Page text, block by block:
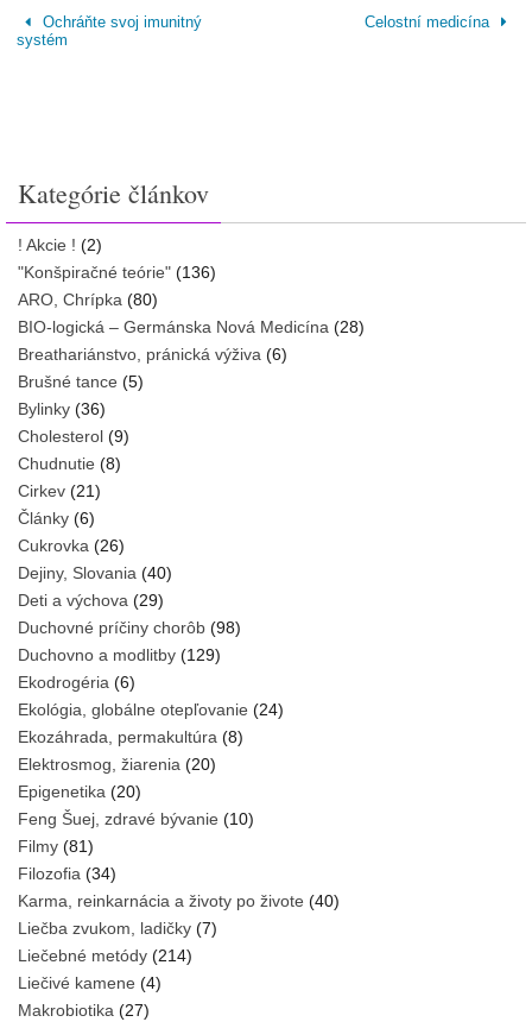
Ochráňte svoj imunitný
systém
Celostní medicína
Kategórie článkov
! Akcie ! (2)
"Konšpiračné teórie" (136)
ARO, Chrípka (80)
BIO-logická – Germánska Nová Medicína (28)
Breathariánstvo, pránická výživa (6)
Brušné tance (5)
Bylinky (36)
Cholesterol (9)
Chudnutie (8)
Cirkev (21)
Články (6)
Cukrovka (26)
Dejiny, Slovania (40)
Deti a výchova (29)
Duchovné príčiny chorôb (98)
Duchovno a modlitby (129)
Ekodrogéria (6)
Ekológia, globálne otepľovanie (24)
Ekozáhrada, permakultúra (8)
Elektrosmog, žiarenia (20)
Epigenetika (20)
Feng Šuej, zdravé bývanie (10)
Filmy (81)
Filozofia (34)
Karma, reinkarnácia a životy po živote (40)
Liečba zvukom, ladičky (7)
Liečebné metódy (214)
Liečivé kamene (4)
Makrobiotika (27)